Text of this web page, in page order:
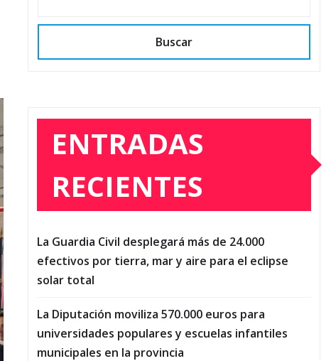
Buscar
ENTRADAS
RECIENTES
La Guardia Civil desplegará más de 24.000
efectivos por tierra, mar y aire para el eclipse
solar total
La Diputación moviliza 570.000 euros para
universidades populares y escuelas infantiles
municipales en la provincia